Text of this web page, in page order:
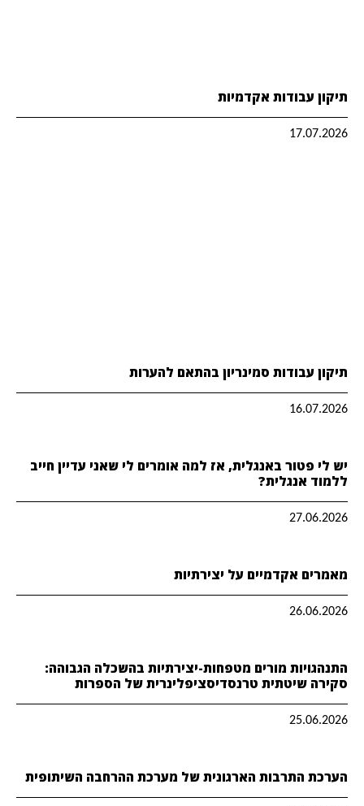
תיקון עבודות אקדמיות
17.07.2026
תיקון עבודות סמינריון בהתאם להערות
16.07.2026
יש לי פטור באנגלית, אז למה אומרים לי שאני עדיין חייב
ללמוד אנגלית?
27.06.2026
מאמרים אקדמיים על יצירתיות
26.06.2026
התנהגויות מורים מטפחות-יצירתיות בהשכלה הגבוהה:
סקירה שיטתית טרנסדיסציפלינרית של הספרות
25.06.2026
הערכת התרבות הארגונית של מערכת ההרחבה השיתופית